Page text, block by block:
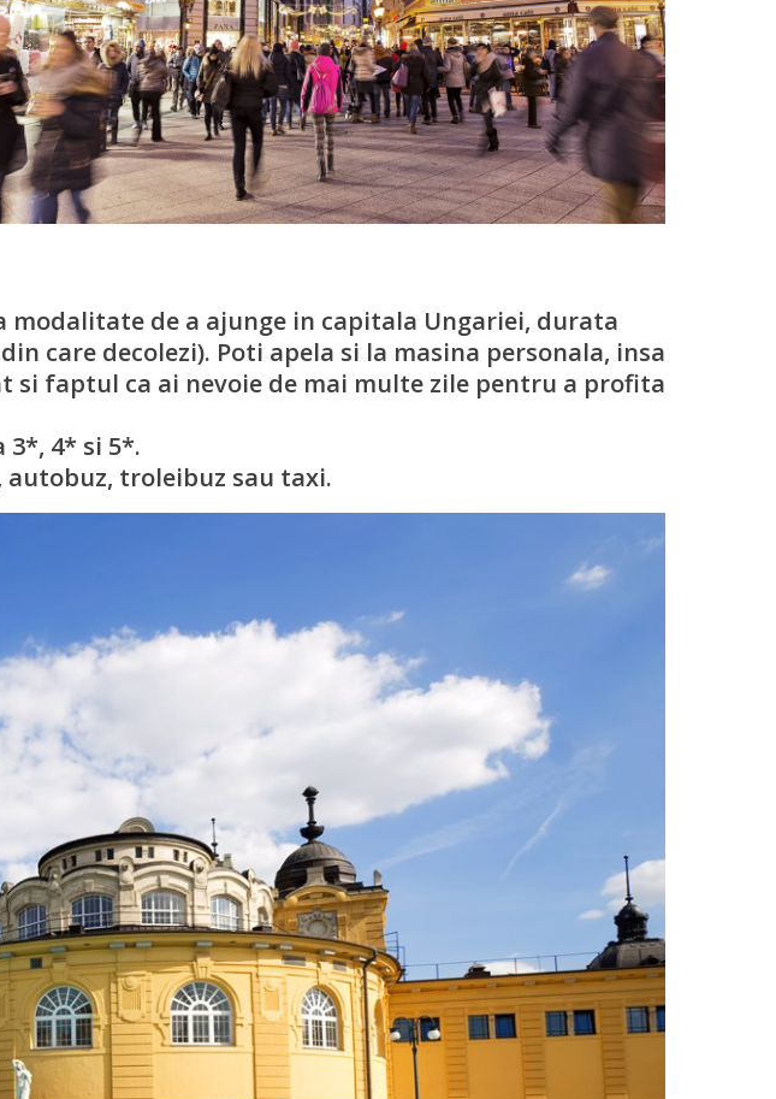
modalitate de a ajunge in capitala Ungariei, durata
care decolezi). Poti apela si la masina personala, insa
faptul ca ai nevoie de mai multe zile pentru a profita
4* si 5*.
troleibuz sau taxi.